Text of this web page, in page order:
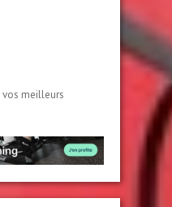
vos meilleurs